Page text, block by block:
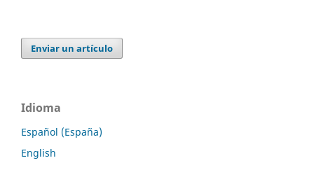
Enviar un artículo
Idioma
Español (España)
English